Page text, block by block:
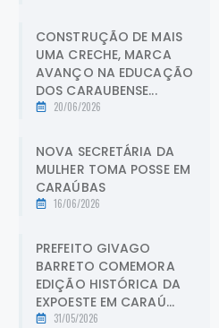
CONSTRUÇÃO DE MAIS
UMA CRECHE, MARCA
AVANÇO NA EDUCAÇÃO
DOS CARAUBENSE...
20/06/2026
NOVA SECRETÁRIA DA
MULHER TOMA POSSE EM
CARAÚBAS
16/06/2026
PREFEITO GIVAGO
BARRETO COMEMORA
EDIÇÃO HISTÓRICA DA
EXPOESTE EM CARAÚ...
31/05/2026